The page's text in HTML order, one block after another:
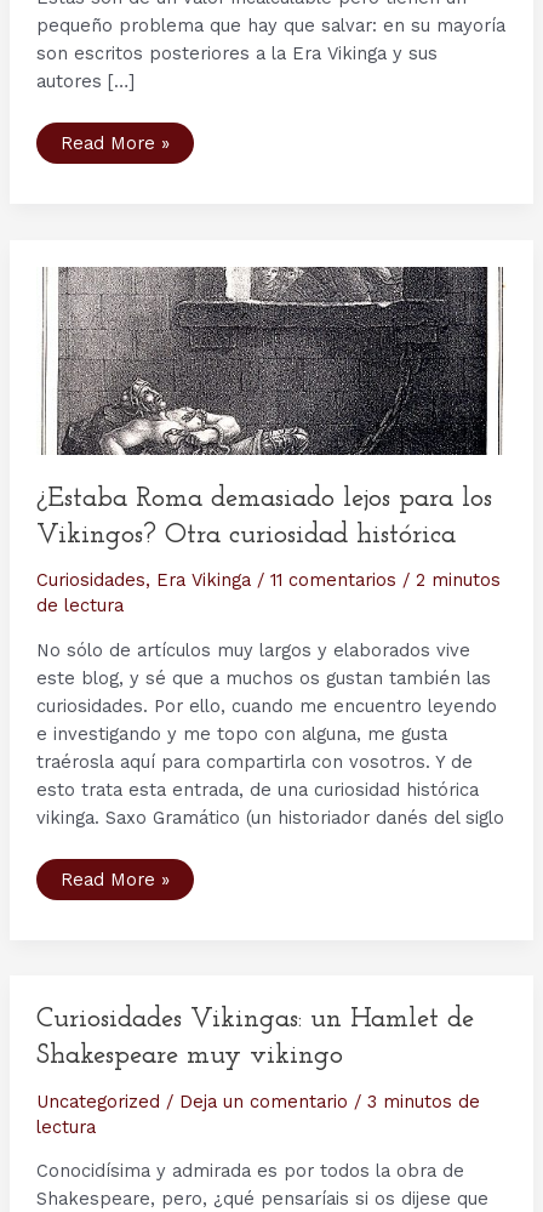
pequeño problema que hay que salvar: en su mayoría
son escritos posteriores a la Era Vikinga y sus
autores […]
Saxo
Gramático
de
la
historia
nórdica
Read More »
¿Estaba Roma demasiado lejos para los
Vikingos? Otra curiosidad histórica
Curiosidades, Era Vikinga/ 11 comentarios / 2 minutos
de lectura
No sólo de artículos muy largos y elaborados vive
este blog, y sé que a muchos os gustan también las
curiosidades. Por ello, cuando me encuentro leyendo
e investigando y me topo con alguna, me gusta
traérosla aquí para compartirla con vosotros. Y de
esto trata esta entrada, de una curiosidad histórica
vikinga. Saxo Gramático (un historiador danés del siglo
¿Estaba
Roma
curiosidad
histórica
Read More »
Curiosidades Vikingas: un Hamlet de
Shakespeare muy vikingo
Uncategorized / Deja un comentario / 3 minutos de
lectura
Conocidísima y admirada es por todos la obra de
Shakespeare, pero, ¿qué pensaríais si os dijese que